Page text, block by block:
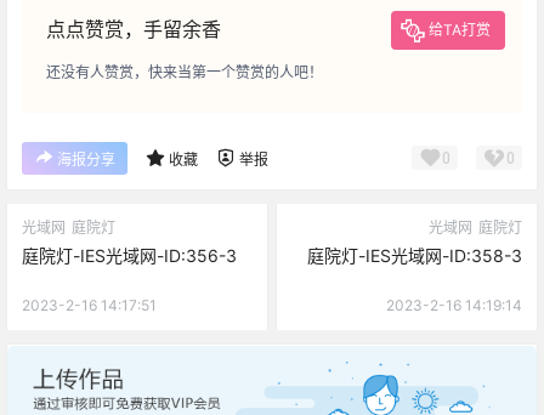
点点赞赏，手留余香 给TA打赏
还没有人赞赏，快来当第一个赞赏的人吧！
海报分享 收藏 举报 0 0
光域网 庭院灯
庭院灯-IES光域网-ID:356-3
2023-2-16 14:17:51
光域网 庭院灯
庭院灯-IES光域网-ID:358-3
2023-2-16 14:19:14